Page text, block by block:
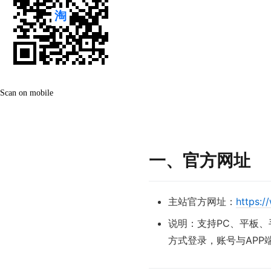
Scan on mobile
一、官方网址
主站官方网址： https://
说明：支持PC、平板
方式登录，账号与APP